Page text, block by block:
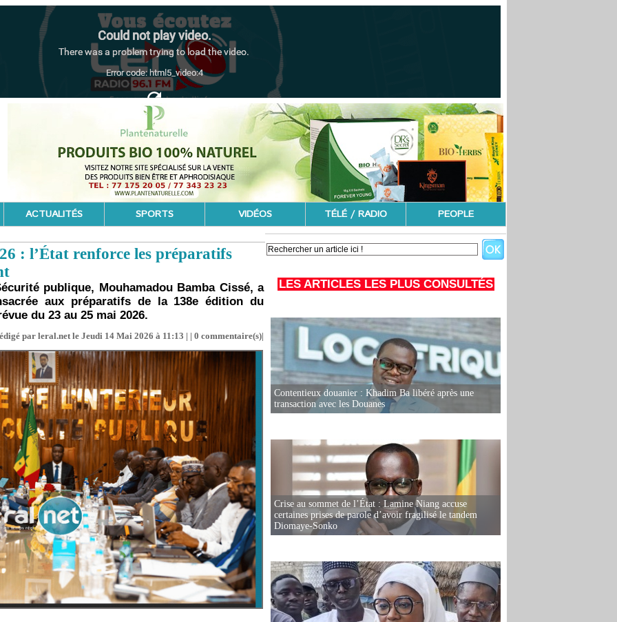
ACTUALITÉS SPORTS VIDÉOS TÉLÉ / RADIO PEOPLE
: l’État renforce les préparatifs
publique, Mouhamadou Bamba Cissé, a
aux préparatifs de la 138e édition du
du 23 au 25 mai 2026.
par leral.net le Jeudi 14 Mai 2026 à 11:13 | | 0 commentaire(s)|
LES ARTICLES LES PLUS CONSULTÉS
Contentieux douanier : Khadim Ba libéré après une
transaction avec les Douanes
Crise au sommet de l’État : Lamine Niang accuse
certaines prises de parole d’avoir fragilisé le tandem
Diomaye-Sonko